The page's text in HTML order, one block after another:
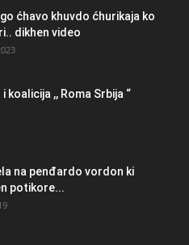
ćhavo khuvdo ćhurikaja ko
dikhen video
koalicija ,, Roma Srbija “
na penđardo vordon ki
potikore...